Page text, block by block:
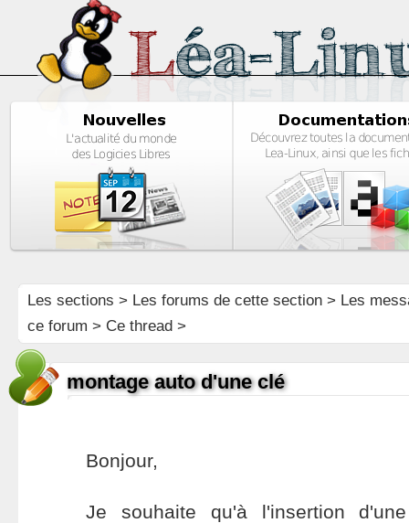
Les sections > Les forums de cette section> Les
ce forum > Ce thread >
montage auto d'une clé
Bonjour,
Je souhaite qu'à l'insertion